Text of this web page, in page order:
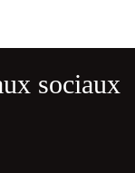
sociaux